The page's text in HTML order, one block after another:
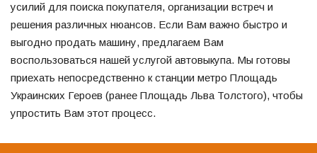
усилий для поиска покупателя, организации встреч и
решения различных нюансов. Если Вам важно быстро и
выгодно продать машину, предлагаем Вам
воспользоваться нашей услугой автовыкупа. Мы готовы
приехать непосредственно к станции метро Площадь
Украинских Героев (ранее Площадь Льва Толстого), чтобы
упростить Вам этот процесс.